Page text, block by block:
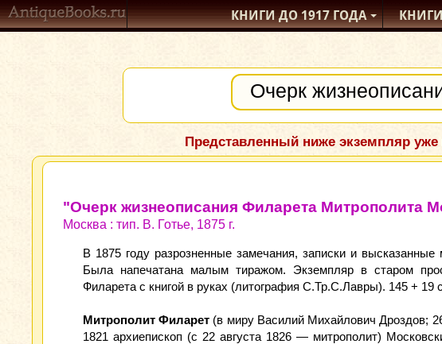
КНИГИ ДО 1917ГОДА
Представленный ниже экземпляр
"Очерк жизнеописания Филарета Митрополита
Москва : тип. В. Готье, 1875 г.
В 1875 году разрозненные замечания, записки и
Была напечатана малым тиражом. Экземпляр в старом
Филарета с книгой в руках (литография С.Тр.С.Лавры). 145 + 19
Митрополит Филарет (в миру Василий Михайлович Дроздов;
1821 архиепископ (с 22 августа 1826 — митрополит)